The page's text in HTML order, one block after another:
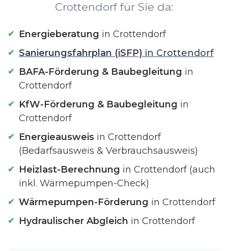
Crottendorf für Sie da:
Energieberatung in Crottendorf
Sanierungsfahrplan (iSFP) in Crottendorf
BAFA-Förderung & Baubegleitung in
Crottendorf
KfW-Förderung & Baubegleitung in
Crottendorf
Energieausweis in Crottendorf
(Bedarfsausweis & Verbrauchsausweis)
Heizlast-Berechnung in Crottendorf (auch
inkl. Wärmepumpen-Check)
Wärmepumpen-Förderung in Crottendorf
Hydraulischer Abgleich in Crottendorf